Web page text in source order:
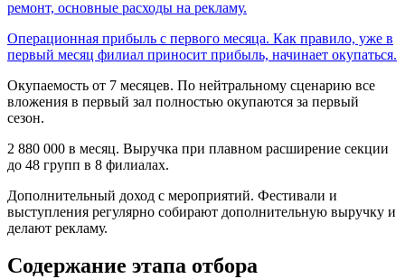
ремонт, основные расходы на рекламу.
Операционная прибыль с первого месяца. Как правило, уже в
первый месяц филиал приносит прибыль, начинает окупаться.
Окупаемость от 7 месяцев. По нейтральному сценарию все
вложения в первый зал полностью окупаются за первый
сезон.
2 880 000 в месяц. Выручка при плавном расширение секции
до 48 групп в 8 филиалах.
Дополнительный доход с мероприятий. Фестивали и
выступления регулярно собирают дополнительную выручку и
делают рекламу.
Содержание этапа отбора